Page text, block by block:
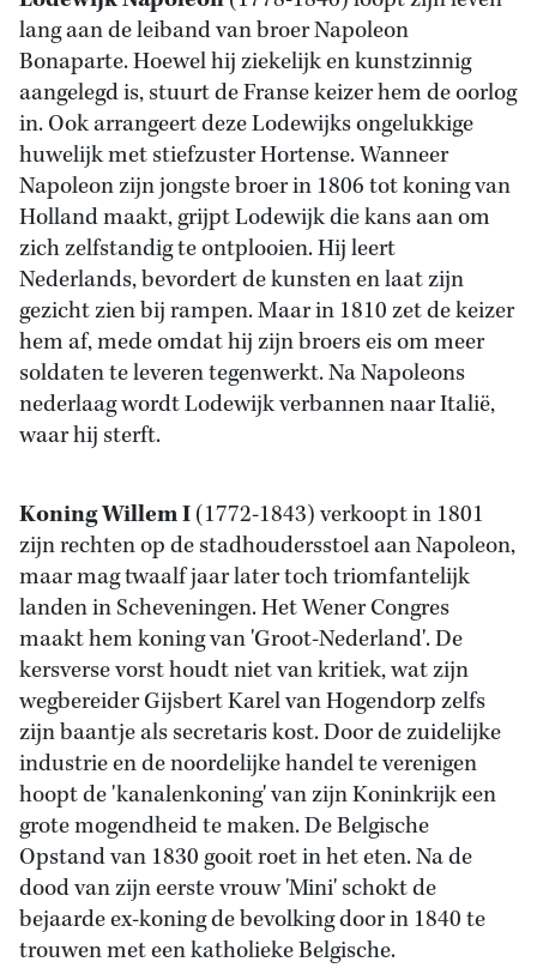
lang aan de leiband van broer Napoleon
Bonaparte. Hoewel hij ziekelijk en kunstzinnig
aangelegd is, stuurt de Franse keizer hem de oorlog
in. Ook arrangeert deze Lodewijks ongelukkige
huwelijk met stiefzuster Hortense. Wanneer
Napoleon zijn jongste broer in 1806 tot koning van
Holland maakt, grijpt Lodewijk die kans aan om
zich zelfstandig te ontplooien. Hij leert
Nederlands, bevordert de kunsten en laat zijn
gezicht zien bij rampen. Maar in 1810 zet de keizer
hem af, mede omdat hij zijn broers eis om meer
soldaten te leveren tegenwerkt. Na Napoleons
nederlaag wordt Lodewijk verbannen naar Italië,
waar hij sterft.
Koning Willem I(1772-1843) verkoopt in 1801
zijn rechten op de stadhoudersstoel aan Napoleon,
maar mag twaalf jaar later toch triomfantelijk
landen in Scheveningen. Het Wener Congres
maakt hem koning van 'Groot-Nederland'. De
kersverse vorst houdt niet van kritiek, wat zijn
wegbereider Gijsbert Karel van Hogendorp zelfs
zijn baantje als secretaris kost. Door de zuidelijke
industrie en de noordelijke handel te verenigen
hoopt de 'kanalenkoning' van zijn Koninkrijk een
grote mogendheid te maken. De Belgische
Opstand van 1830 gooit roet in het eten. Na de
dood van zijn eerste vrouw 'Mini' schokt de
bejaarde ex-koning de bevolking door in 1840 te
trouwen met een katholieke Belgische.